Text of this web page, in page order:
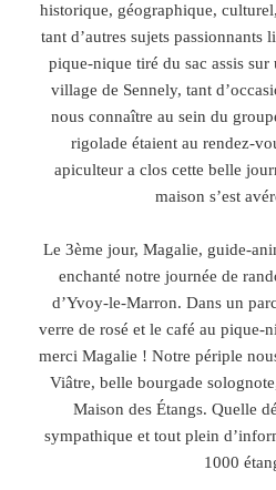
historique, géographique,
tant d’autres sujets passionnants
pique-nique tiré du sac assis
village de Sennely, tant
nous connaître au sein du
rigolade étaient au rendez-
apiculteur a clos cette belle
maison s’est
Le 3ème jour, Magalie, guide-
enchanté notre journée de
d’Yvoy-le-Marron. Dans un
verre de rosé et le café au pique-
merci Magalie ! Notre périple
Viâtre, belle bourgade
Maison des Étangs. Quelle
sympathique et tout plein
1000